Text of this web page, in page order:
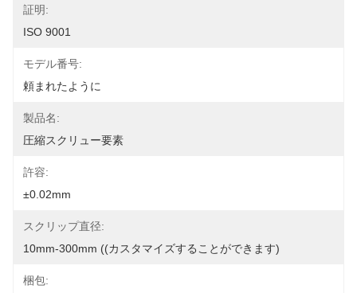
証明:
ISO 9001
モデル番号:
頼まれたように
製品名:
圧縮スクリュー要素
許容:
±0.02mm
スクリップ直径:
10mm-300mm ((カスタマイズすることができます)
梱包: